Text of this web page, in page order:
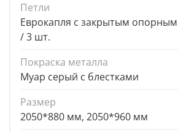
Петли
Еврокапля с закрытым
/ 3 шт.
Покраска металла
Муар серый с блестками
Размер
2050*880 мм, 2050*960 мм